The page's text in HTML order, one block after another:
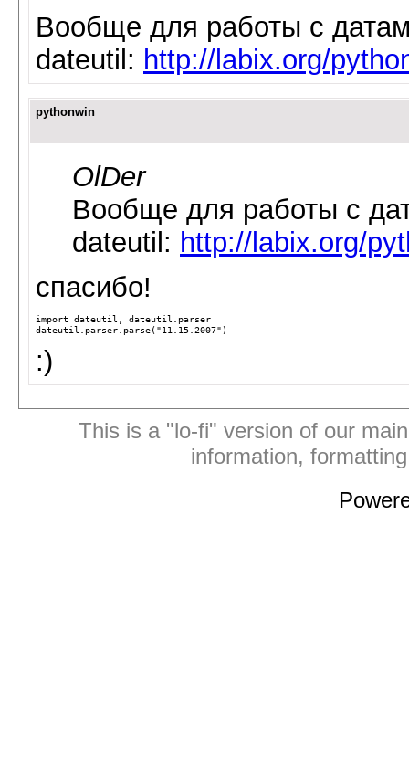
Вообще для работы с
dateutil: http://labix.org/
pythonwin
OlDer
Вообще для работы с
dateutil: http://labix.org/
спасибо!
import dateutil
dateutil.parser
dateutil
parser parse("11.15.2007" )
:)
This is a "lo-fi" version of our
information,